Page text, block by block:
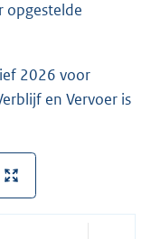
opgestelde
2026 voor
en Vervoer is